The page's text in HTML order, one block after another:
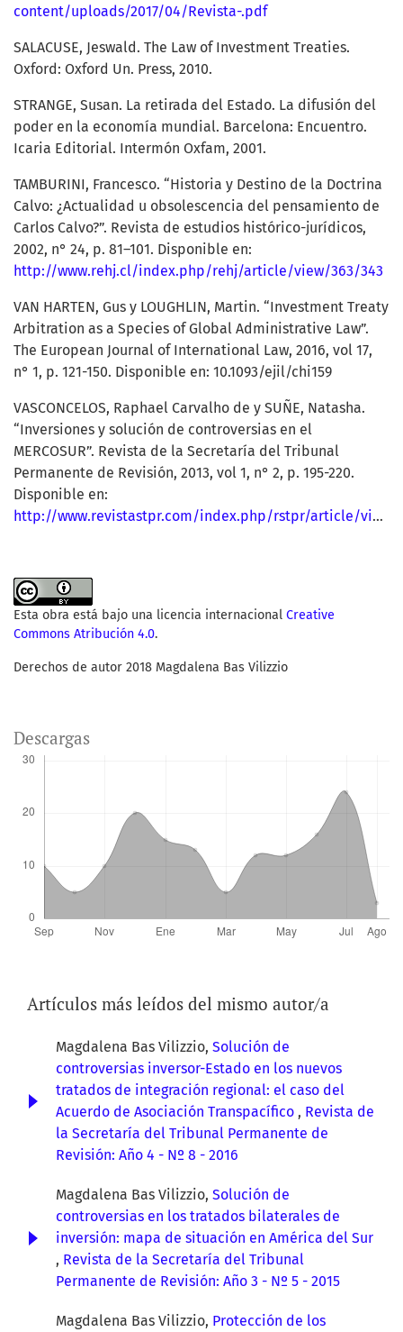
content/uploads/2017/04/Revista-.pdf
SALACUSE, Jeswald. The Law of Investment Treaties.
Oxford: Oxford Un. Press, 2010.
STRANGE, Susan. La retirada del Estado. La difusión del
poder en la economía mundial. Barcelona: Encuentro.
Icaria Editorial. Intermón Oxfam, 2001.
TAMBURINI, Francesco. “Historia y Destino de la Doctrina
Calvo: ¿Actualidad u obsolescencia del pensamiento de
Carlos Calvo?”. Revista de estudios histórico-jurídicos,
2002, n° 24, p. 81–101. Disponible en:
http://www.rehj.cl/index.php/rehj/article/view/363/343
VAN HARTEN, Gus y LOUGHLIN, Martin. “Investment Treaty
Arbitration as a Species of Global Administrative Law”.
The European Journal of International Law, 2016, vol 17,
n° 1, p. 121-150. Disponible en: 10.1093/ejil/chi159
VASCONCELOS, Raphael Carvalho de y SUÑE, Natasha.
“Inversiones y solución de controversias en el
MERCOSUR”. Revista de la Secretaría del Tribunal
Permanente de Revisión, 2013, vol 1, n° 2, p. 195-220.
Disponible en:
http://www.revistastpr.com/index.php/rstpr/article/view/59/39
Esta obra está bajo una licencia internacional Creative
Commons Atribución 4.0.
Derechos de autor 2018 Magdalena Bas Vilizzio
Descargas
Artículos más leídos del mismo autor/a
Magdalena Bas Vilizzio, Solución de
controversias inversor-Estado en los nuevos
tratados de integración regional: el caso del
Acuerdo de Asociación Transpacífico , Revista de
la Secretaría del Tribunal Permanente de
Revisión: Año 4 - Nº 8 - 2016
Magdalena Bas Vilizzio, Solución de
controversias en los tratados bilaterales de
inversión: mapa de situación en América del Sur
, Revista de la Secretaría del Tribunal
Permanente de Revisión: Año 3 - Nº 5 - 2015
Magdalena Bas Vilizzio, Protección de los